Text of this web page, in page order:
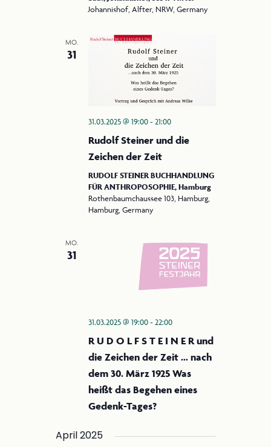
Johannishof, Alfter, NRW, Germany
MO.
31
31.03.2025 @ 19:00-21:00
Rudolf Steiner und die
Zeichen der Zeit
RUDOLF STEINER BUCHHANDLUNG
FÜR ANTHROPOSOPHIE, Hamburg
Rothenbaumchaussee 103, Hamburg,
Hamburg, Germany
MO.
31
31.03.2025 @ 19:00-22:00
R U D O L F S T E I N E R und
die Zeichen der Zeit … nach
dem 30. März 1925 Was
heißt das Begehen eines
Gedenk-Tages?
April 2025